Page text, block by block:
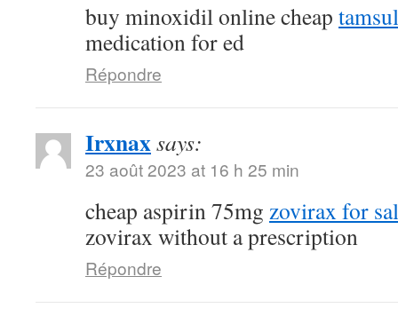
buy minoxidil online cheap
medication for ed
Répondre
Irxnaxsays:
23 août 2023 at 16 h 25 min
cheap aspirin 75mg zovirax for
zovirax without a prescription
Répondre